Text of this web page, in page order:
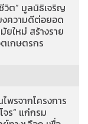
วิต” มูลนิธิเจริญ
ความดีต่อยอด
ยใหม่ สร้างราย
เกษตรกร
พรจากโครงการ
ร” แก่กรม